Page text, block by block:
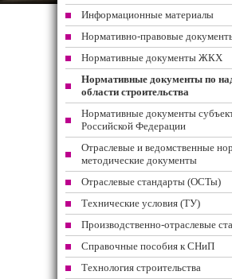
Информационные материалы
Нормативно-правовые
Нормативные документы ЖКХ
Нормативные документы по
области строительства
Нормативные документы
Российской Федерации
Отраслевые и ведомственные
методические документы
Отраслевые стандарты (ОСТы)
Технические условия (ТУ)
Производственно-отраслевые
Справочные пособия к СНиП
Технология строительства